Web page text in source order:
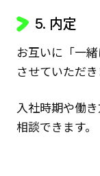
5. 内定
お互いに「一
させていただき
入社時期や働
相談できます。